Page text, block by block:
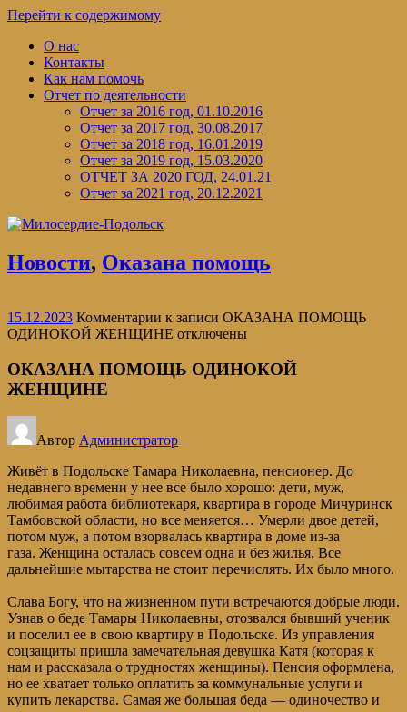
Перейти к содержимому
О нас
Контакты
Как нам помочь
Отчет по деятельности
Отчет за 2016 год, 01.10.2016
Отчет за 2017 год, 30.08.2017
Отчет за 2018 год, 16.01.2019
Отчет за 2019 год, 15.03.2020
ОТЧЕТ ЗА 2020 ГОД, 24.01.21
Отчет за 2021 год, 20.12.2021
Новости, Оказана помощь
15.12.2023 Комментарии к записи ОКАЗАНА ПОМОЩЬ
ОДИНОКОЙ ЖЕНЩИНЕ отключены
ОКАЗАНА ПОМОЩЬ ОДИНОКОЙ
ЖЕНЩИНЕ
Автор Администратор
Живёт в Подольске Тамара Николаевна, пенсионер. До
недавнего времени у нее все было хорошо: дети, муж,
любимая работа библиотекаря, квартира в городе Мичуринск
Тамбовской области, но все меняется… Умерли двое детей,
потом муж, а потом взорвалась квартира в доме из-за
газа. Женщина осталась совсем одна и без жилья. Все
дальнейшие мытарства не стоит перечислять. Их было много.
Слава Богу, что на жизненном пути встречаются добрые люди.
Узнав о беде Тамары Николаевны, отозвался бывший ученик
и поселил ее в свою квартиру в Подольске. Из управления
соцзащиты пришла замечательная девушка Катя (которая к
нам и рассказала о трудностях женщины). Пенсия оформлена,
но ее хватает только оплатить за коммунальные услуги и
купить лекарства. Самая же большая беда — одиночество и